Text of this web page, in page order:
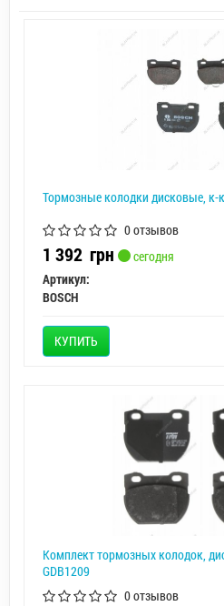
Тормозные колодки дисковые, к-
0 отзывов
1 392 грн
сегодня
Артикул:
BOSCH
КУПИТЬ
Комплект тормозных колодок,
GDB1209
0 отзывов